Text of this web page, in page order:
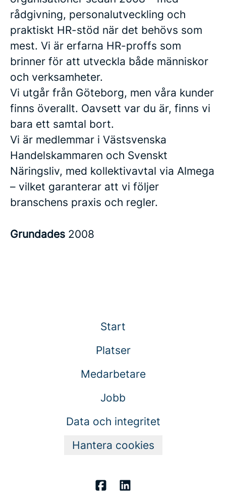
rådgivning, personalutveckling och
praktiskt HR-stöd när det behövs som
mest. Vi är erfarna HR-proffs som
brinner för att utveckla både människor
och verksamheter.
Vi utgår från Göteborg, men våra kunder
finns överallt. Oavsett var du är, finns vi
bara ett samtal bort.
Vi är medlemmar i Västsvenska
Handelskammaren och Svenskt
Näringsliv, med kollektivavtal via Almega
– vilket garanterar att vi följer
branschens praxis och regler.
Grundades 2008
Start
Platser
Medarbetare
Jobb
Data och integritet
Hantera cookies